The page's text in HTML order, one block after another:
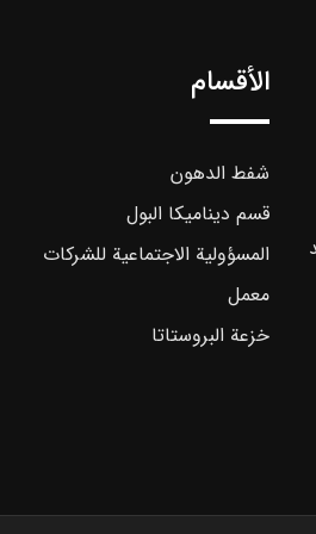
الأقسام
شفط الدهون
قسم ديناميكا البول
المسؤولية الاجتماعية للشركات
معمل
خزعة البروستاتا